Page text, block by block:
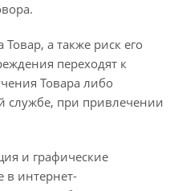
а также риск его
переходят к
Товара либо
службе, при привлечении
и графические
в интернет-